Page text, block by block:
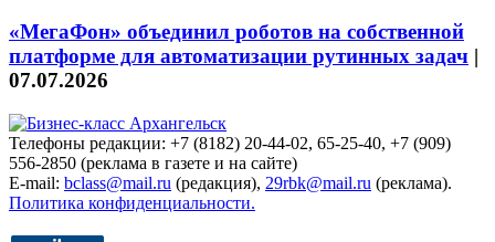
«МегаФон» объединил роботов на собственной
платформе для автоматизации рутинных задач |
07.07.2026
Телефоны редакции: +7 (8182) 20-44-02, 65-25-40, +7 (909)
556-2850 (реклама в газете и на сайте)
E-mail: bclass@mail.ru (редакция), 29rbk@mail.ru (реклама).
Политика конфиденциальности.